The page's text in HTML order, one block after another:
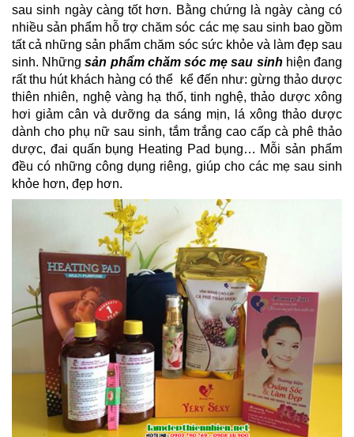
sau sinh ngày càng tốt hơn. Bằng chứng là ngày càng có
nhiều sản phẩm hỗ trợ chăm sóc các mẹ sau sinh bao gồm
tất cả những sản phẩm chăm sóc sức khỏe và làm đẹp sau
sinh. Những sản phẩm chăm sóc mẹ sau sinh hiện đang
rất thu hút khách hàng có thể  kể đến như: gừng thảo dược
thiên nhiên, nghệ vàng hạ thố, tinh nghệ, thảo dược xông
hơi giảm cân và dưỡng da sáng mịn, lá xông thảo dược
dành cho phụ nữ sau sinh, tắm trắng cao cấp cà phê thảo
dược, đai quấn bụng Heating Pad bụng… Mỗi sản phẩm
đều có những công dụng riêng, giúp cho các mẹ sau sinh
khỏe hơn, đẹp hơn.